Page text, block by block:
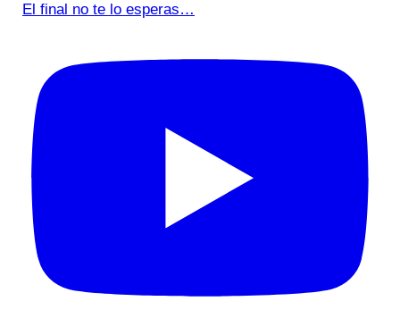
El final no te lo esperas…